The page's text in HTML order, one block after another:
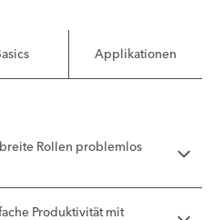
Applikationen
Rollen problemlos
Produktivität mit